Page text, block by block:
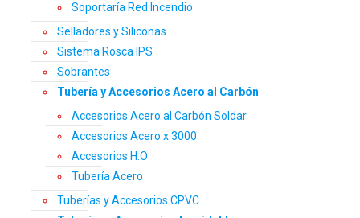
Soportaría Red Incendio
Selladores y Siliconas
Sistema Rosca IPS
Sobrantes
Tubería y Accesorios Acero al Carbón
Accesorios Acero al Carbón Soldar
Accesorios Acero x 3000
Accesorios H.O
Tubería Acero
Tuberías y Accesorios CPVC